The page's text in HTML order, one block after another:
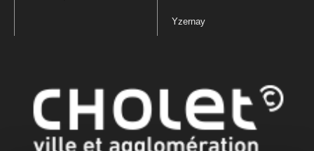
Yzernay